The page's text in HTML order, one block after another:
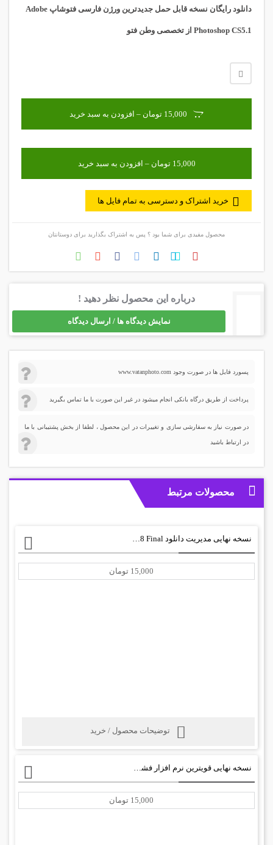
دانلود رایگان نسخه قابل حمل جدیدترین ورژن فارسی فتوشاپ Adobe
Photoshop CS5.1 از تخصصی وطن فتو
15,000 تومان – افزودن به سبد خرید
خرید اشتراک و دسترسی به تمام فایل ها
محصول مفیدی برای شما بود ؟ پس به اشتراک بگذارید برای دوستانتان
درباره این محصول نظر دهید !
نمایش دیدگاه ها / ارسال دیدگاه
پسورد فایل ها در صورت وجود www.vatanphoto.com
پرداخت از طریق درگاه بانکی انجام میشود در غیر این صورت با ما تماس بگیرید
در صورت نیاز به سفارشی سازی و تغییرات در این محصول ، لطفا از بخش پشتیبانی با ما
در ارتباط باشید
محصولات مرتبط
15,000 تومان
توضیحات محصول / خرید
15,000 تومان